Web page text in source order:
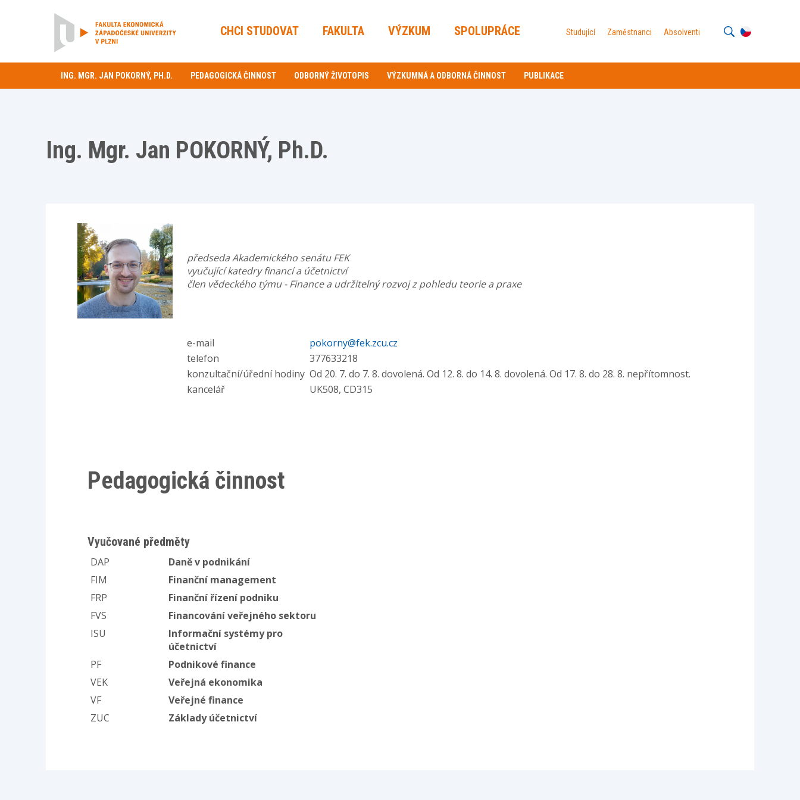
CHCI STUDOVAT FAKULTA VÝZKUM SPOLUPRÁCE Studující Zaměstnanci Absolventi
ING. MGR. JAN POKORNÝ, PH.D. PEDAGOGICKÁ ČINNOST ODBORNÝ ŽIVOTOPIS VÝZKUMNÁ A ODBORNÁ ČINNOST PUBLIKACE
Ing. Mgr. Jan POKORNÝ, Ph.D.
předseda Akademického senátu FEK
vyučující katedry financí a účetnictví
člen vědeckého týmu - Finance a udržitelný rozvoj z pohledu teorie a praxe
e-mail
pokorny@fek.zcu.cz
telefon
377633218
konzultační/úřední hodiny Od 20. 7. do 7. 8. dovolená. Od 12. 8. do 14. 8. dovolená. Od 17. 8. do 28. 8. nepřítomnost.
kancelář
UK508, CD315
Pedagogická činnost
Vyučované předměty
DAP
Daně v podnikání
FIM
Finanční management
FRP
Finanční řízení podniku
FVS
Financování veřejného sektoru
ISU
Informační systémy pro
účetnictví
PF
Podnikové finance
VEK
Veřejná ekonomika
VF
Veřejné finance
ZUC
Základy účetnictví